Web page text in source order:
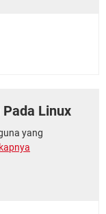
Linux
yang